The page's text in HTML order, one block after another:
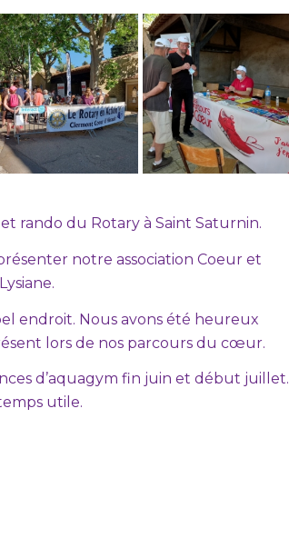
rando du Rotary à Saint Saturnin.
notre association Coeur et
endroit. Nous avons été heureux
lors de nos parcours du cœur.
d’aquagym fin juin et début juillet.
utile.